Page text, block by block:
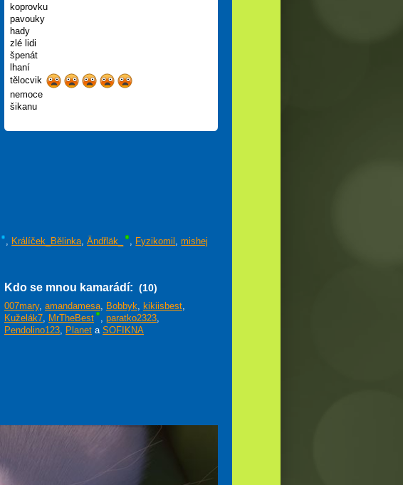
koprovku
pavouky
hady
zlé lidi
špenát
lhaní
tělocvik
nemoce
šikanu
, Králíček_Bělinka,Ändřläk_ , Fyzikomil ,mishej
Kdo se mnou kamarádí: (10)
007mary, amandamesa Bobbyk kikiisbest
Kuželák7
MrTheBest ,paratko2323
Pendolino123
Planet a SOFIKNA